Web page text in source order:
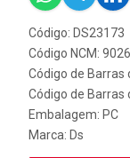
Código: DS23173
Código NCM:
Código de Barras
Código de Barras
Embalagem: PC
Marca: Ds